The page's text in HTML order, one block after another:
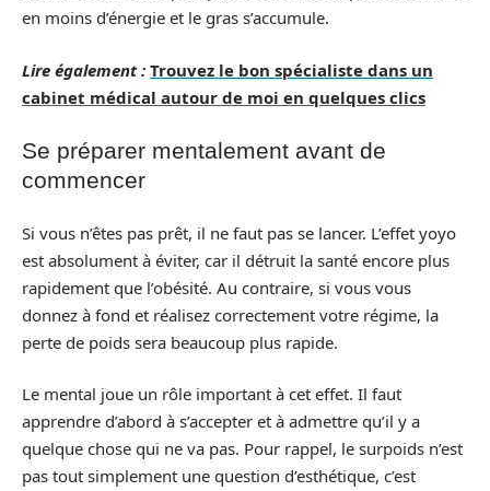
en moins d’énergie et le gras s’accumule.
Lire également : Trouvez le bon spécialiste dans un
cabinet médical autour de moi en quelques clics
Se préparer mentalement avant de
commencer
Si vous n’êtes pas prêt, il ne faut pas se lancer. L’effet yoyo
est absolument à éviter, car il détruit la santé encore plus
rapidement que l’obésité. Au contraire, si vous vous
donnez à fond et réalisez correctement votre régime, la
perte de poids sera beaucoup plus rapide.
Le mental joue un rôle important à cet effet. Il faut
apprendre d’abord à s’accepter et à admettre qu’il y a
quelque chose qui ne va pas. Pour rappel, le surpoids n’est
pas tout simplement une question d’esthétique, c’est